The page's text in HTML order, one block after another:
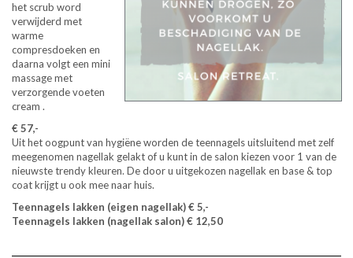
het scrub word
verwijderd met
warme
compresdoeken en
daarna volgt een mini
massage met
verzorgende voeten
cream .
€ 57,-
Uit het oogpunt van hygiëne worden de teennagels uitsluitend met zelf
meegenomen nagellak gelakt of u kunt in de salon kiezen voor 1 van de
nieuwste trendy kleuren. De door u uitgekozen nagellak en base & top
coat krijgt u ook mee naar huis.
Teennagels lakken (eigen nagellak) € 5,-
Teennagels lakken (nagellak salon) € 12,50